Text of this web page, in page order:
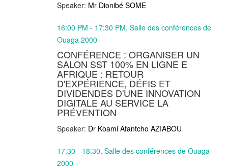
Speaker: Mr Dionibé SOME
16:00 PM - 17:30 PM, Salle des conférences de
Ouaga 2000
CONFÉRENCE : ORGANISER UN
SALON SST 100% EN LIGNE E
AFRIQUE : RETOUR
D'EXPÉRIENCE, DÉFIS ET
DIVIDENDES D'UNE INNOVATION
DIGITALE AU SERVICE LA
PRÉVENTION
Speaker: Dr Koami Afantcho AZIABOU
17:30 - 18:30, Salle des conférences de Ouaga
2000